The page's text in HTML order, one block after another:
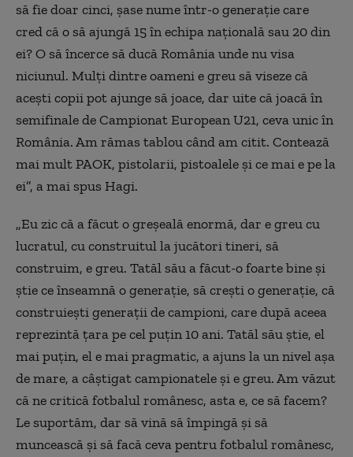
să fie doar cinci, şase nume într-o generaţie care
cred că o să ajungă 15 în echipa naţională sau 20 din
ei? O să încerce să ducă România unde nu visa
niciunul. Mulţi dintre oameni e greu să viseze că
aceşti copii pot ajunge să joace, dar uite că joacă în
semifinale de Campionat European U21, ceva unic în
România. Am rămas tablou când am citit. Contează
mai mult PAOK, pistolarii, pistoalele şi ce mai e pe la
ei”, a mai spus Hagi.
„Eu zic că a făcut o greşeală enormă, dar e greu cu
lucratul, cu construitul la jucători tineri, să
construim, e greu. Tatăl său a făcut-o foarte bine şi
ştie ce înseamnă o generaţie, să creşti o generaţie, că
construieşti generaţii de campioni, care după aceea
reprezintă ţara pe cel puţin 10 ani. Tatăl său ştie, el
mai puţin, el e mai pragmatic, a ajuns la un nivel aşa
de mare, a câştigat campionatele şi e greu. Am văzut
că ne critică fotbalul românesc, asta e, ce să facem?
Le suportăm, dar să vină să împingă şi să
muncească şi să facă ceva pentru fotbalul românesc,